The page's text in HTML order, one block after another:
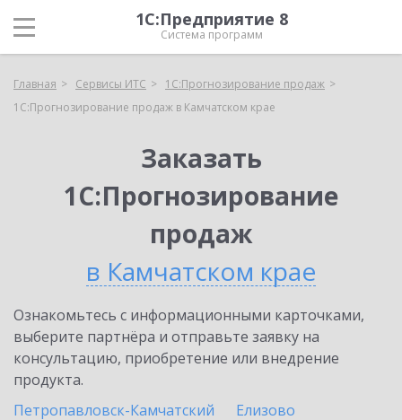
1С:Предприятие 8
Система программ
Главная Сервисы ИТС
1С:Прогнозирование продаж
1С:Прогнозирование продаж в Камчатском крае
Заказать
1С:Прогнозирование
продаж
в Камчатском крае
Ознакомьтесь с информационными карточками,
выберите партнёра и отправьте заявку на
консультацию, приобретение или внедрение
продукта.
Петропавловск-Камчатский
Елизово